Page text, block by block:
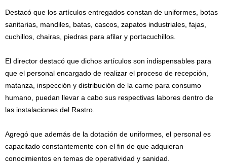
Destacó que los artículos entregados constan de uniformes, botas
sanitarias, mandiles, batas, cascos, zapatos industriales, fajas,
cuchillos, chairas, piedras para afilar y portacuchillos.
El director destacó que dichos artículos son indispensables para
que el personal encargado de realizar el proceso de recepción,
matanza, inspección y distribución de la carne para consumo
humano, puedan llevar a cabo sus respectivas labores dentro de
las instalaciones del Rastro.
Agregó que además de la dotación de uniformes, el personal es
capacitado constantemente con el fin de que adquieran
conocimientos en temas de operatividad y sanidad.